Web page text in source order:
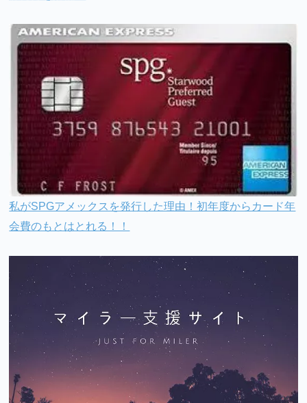
私がSPGアメックスを発行した理由！初年度からカード年
会費のもとはとれる！！